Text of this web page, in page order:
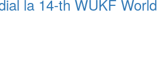
la 14-th WUKF